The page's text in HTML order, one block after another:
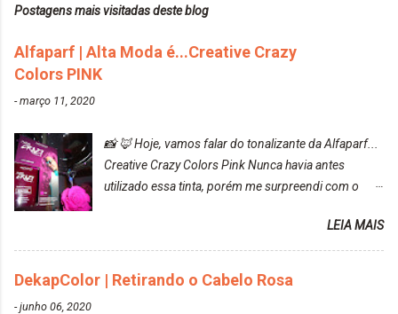
Postagens mais visitadas deste blog
Alfaparf | Alta Moda é...Creative Crazy
Colors PINK
-março 11, 2020
📸 🦊 Hoje, vamos falar do tonalizante da Alfaparf...
Creative Crazy Colors Pink Nunca havia antes
utilizado essa tinta, porém me surpreendi com o
turquesa (meio desbotado), e após a utilização meu
cabelo ficou roxo com mechinhas azul, rosa e meio
cinza... FICOU LINDOOOOO!!! Cabelo antes: Cabelo
depois: Bom, sobre a tinta, eu achei ela muito liquida,
LEIA MAIS
DekapColor | Retirando o Cabelo Rosa
-junho 06, 2020